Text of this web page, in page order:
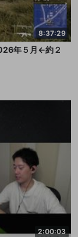
8:37:29
年５月←約２
2:00:03